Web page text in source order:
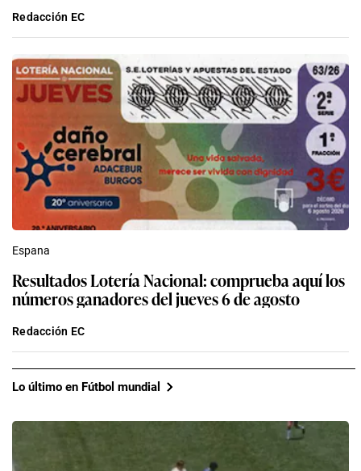
Redacción EC
Espana
Resultados Lotería Nacional: comprueba aquí los
números ganadores del jueves 6 de agosto
Redacción EC
Lo último en Fútbol mundial